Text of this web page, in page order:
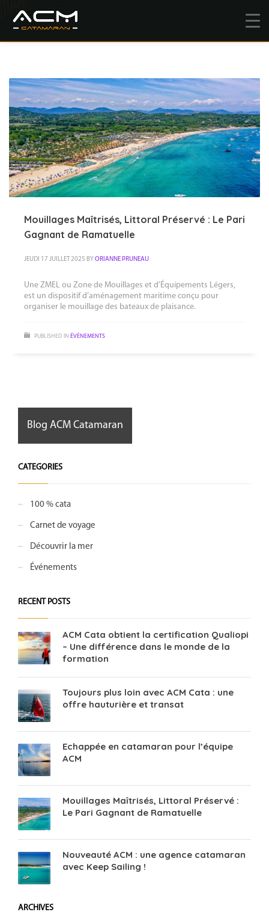
Mouillages Maîtrisés, Littoral Préservé : Le Pari
Gagnant de Ramatuelle
JEUDI 17 JUILLET 2025 BY ORIANNE PRUNEAU
Une ZMEL ou Zone de Mouillages et d’Équipements Légers,
est un dispositif d’aménagement maritime conçu pour
organiser le mouillage des bateaux de plaisance.
PUBLISHED IN ÉVÉNEMENTS
Blog ACM Catamaran
CATEGORIES
100 % cata
Carnet de voyage
Découvrir la mer
Événements
RECENT POSTS
ACM Cata obtient la certification Qualiopi
– Une différence dans le monde de la
formation
Toujours plus loin avec ACM Cata : une
offre hauturière et transat
Echappée en catamaran pour l’équipe
ACM
Mouillages Maîtrisés, Littoral Préservé :
Le Pari Gagnant de Ramatuelle
Nouveauté ACM : une agence catamaran
avec Keep Sailing !
ARCHIVES